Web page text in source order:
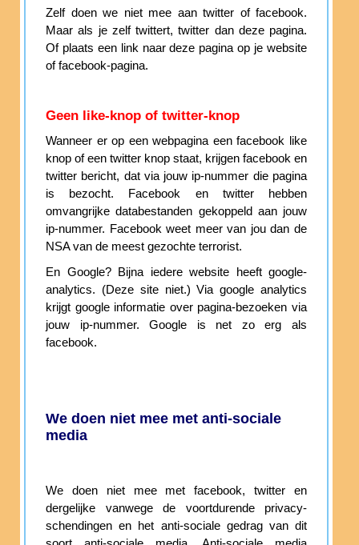
Zelf doen we niet mee aan twitter of facebook.
Maar als je zelf twittert, twitter dan deze pagina.
Of plaats een link naar deze pagina op je website
of facebook-pagina.
Geen like-knop of twitter-knop
Wanneer er op een webpagina een facebook like
knop of een twitter knop staat, krijgen facebook en
twitter bericht, dat via jouw ip-nummer die pagina
is bezocht. Facebook en twitter hebben
omvangrijke databestanden gekoppeld aan jouw
ip-nummer. Facebook weet meer van jou dan de
NSA van de meest gezochte terrorist.
En Google? Bijna iedere website heeft google-
analytics. (Deze site niet.) Via google analytics
krijgt google informatie over pagina-bezoeken via
jouw ip-nummer. Google is net zo erg als
facebook.
We doen niet mee met anti-sociale
media
We doen niet mee met facebook, twitter en
dergelijke vanwege de voortdurende privacy-
schendingen en het anti-sociale gedrag van dit